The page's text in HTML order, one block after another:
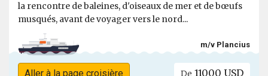
la rencontre de baleines, d'oiseaux de mer et de bœufs
musqués, avant de voyager vers le nord...
m/v Plancius
Aller à la page croisière De 11000 USD